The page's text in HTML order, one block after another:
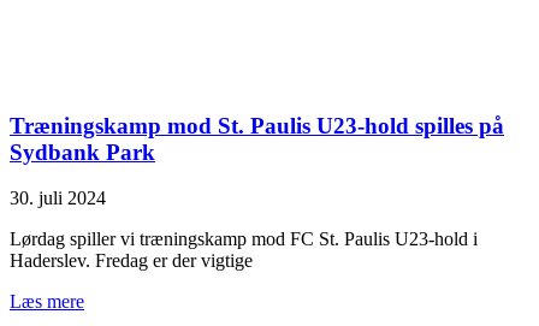
Træningskamp mod St. Paulis U23-hold spilles på
Sydbank Park
30. juli 2024
Lørdag spiller vi træningskamp mod FC St. Paulis U23-hold i
Haderslev. Fredag er der vigtige
Læs mere